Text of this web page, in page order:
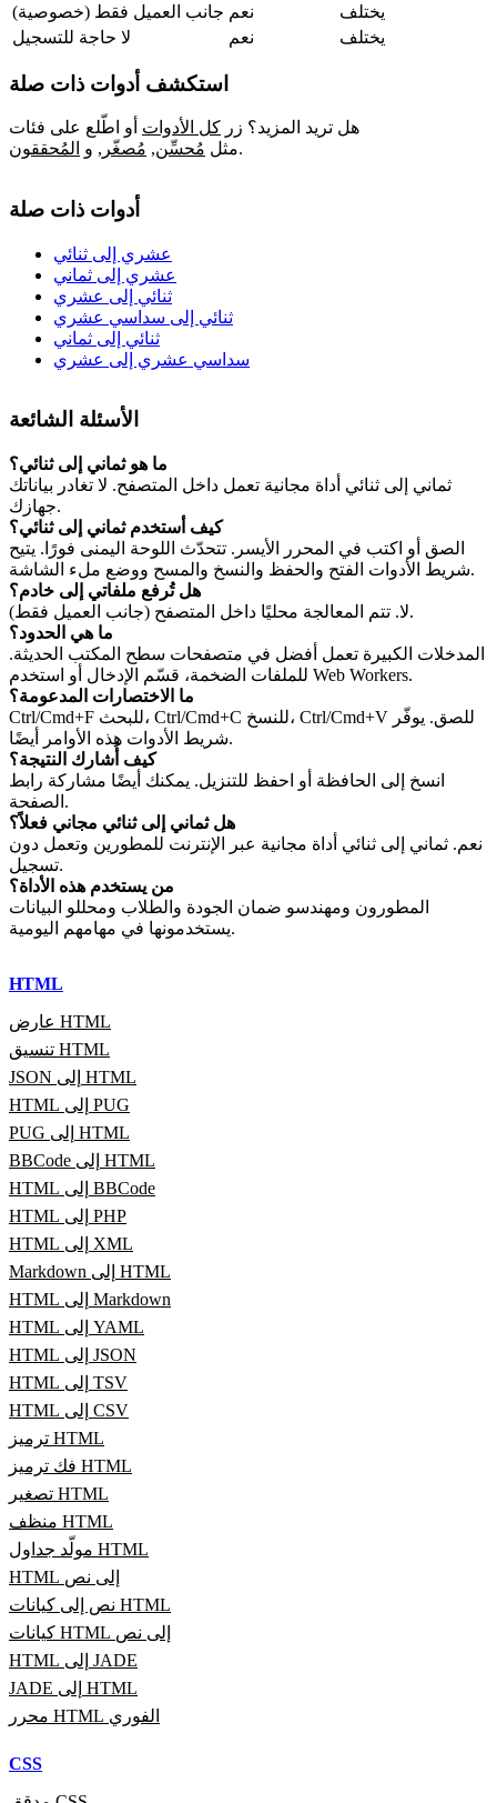
جانب العميل فقط (خصوصية) نعم
يختلف
لا حاجة للتسجيل
نعم يختلف
استكشف أدوات ذات صلة
هل تريد المزيد؟ زر كل الأدوات أو اطّلع على فئات
مثل مُحسِّن, مُصغّر , و المُحققون .
أدوات ذات صلة
عشري إلى ثنائي
عشري إلى ثماني
ثنائي إلى عشري
ثنائي إلى سداسي عشري
ثنائي إلى ثماني
سداسي عشري إلى عشري
الأسئلة الشائعة
ما هو ثماني إلى ثنائي؟
ثماني إلى ثنائي أداة مجانية تعمل داخل المتصفح. لا تغادر بياناتك
جهازك.
كيف أستخدم ثماني إلى ثنائي؟
الصق أو اكتب في المحرر الأيسر. تتحدّث اللوحة اليمنى فورًا. يتيح
شريط الأدوات الفتح والحفظ والنسخ والمسح ووضع ملء الشاشة.
هل تُرفع ملفاتي إلى خادم؟
لا. تتم المعالجة محليًا داخل المتصفح (جانب العميل فقط).
ما هي الحدود؟
المدخلات الكبيرة تعمل أفضل في متصفحات سطح المكتب الحديثة.
للملفات الضخمة، قسّم الإدخال أو استخدم Web Workers.
ما الاختصارات المدعومة؟
Ctrl/Cmd+F للبحث، Ctrl/Cmd+C للنسخ، Ctrl/Cmd+V للصق. يوفّر
شريط الأدوات هذه الأوامر أيضًا.
كيف أُشارك النتيجة؟
انسخ إلى الحافظة أو احفظ للتنزيل. يمكنك أيضًا مشاركة رابط
الصفحة.
هل ثماني إلى ثنائي مجاني فعلاً؟
نعم. ثماني إلى ثنائي أداة مجانية عبر الإنترنت للمطورين وتعمل دون
تسجيل.
من يستخدم هذه الأداة؟
المطورون ومهندسو ضمان الجودة والطلاب ومحللو البيانات
يستخدمونها في مهامهم اليومية.
HTML
عارض HTML
تنسيق HTML
JSON إلى HTML
HTML إلى PUG
PUG إلى HTML
BBCode إلى HTML
HTML إلى BBCode
HTML إلى PHP
HTML إلى XML
Markdown إلى HTML
HTML إلى Markdown
HTML إلى YAML
HTML إلى JSON
HTML إلى TSV
HTML إلى CSV
ترميز HTML
فك ترميز HTML
تصغير HTML
منظف HTML
مولّد جداول HTML
HTML إلى نص
نص إلى كيانات HTML
كيانات HTML إلى نص
HTML إلى JADE
JADE إلى HTML
محرر HTML الفوري
CSS